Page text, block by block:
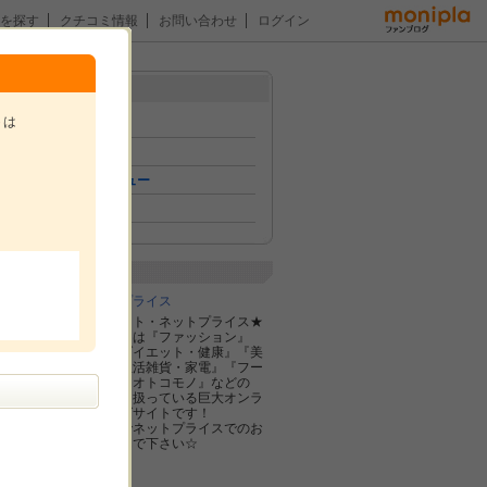
探す クチコミ情報 お問い合わせ ログイン
メニュー
おためしレビュー
株式会社ネットプライス
★総合お買物サイト・ネットプライス★
ネットプライスとは『ファッション』
『ブランド』『ダイエット・健康』『美
容・コスメ』『生活雑貨・家電』『フー
ド・ドリンク』『オトコモノ』などの
様々な商品を取り扱っている巨大オンラ
インショッピングサイトです！
お得なチケットでネットプライスでのお
買物体験を楽しんで下さい☆